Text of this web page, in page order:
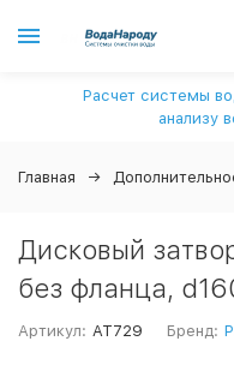
Расчет системы
анализу
Главная
Дисковый
без фланца,
Артикул: AT729 Бренд: